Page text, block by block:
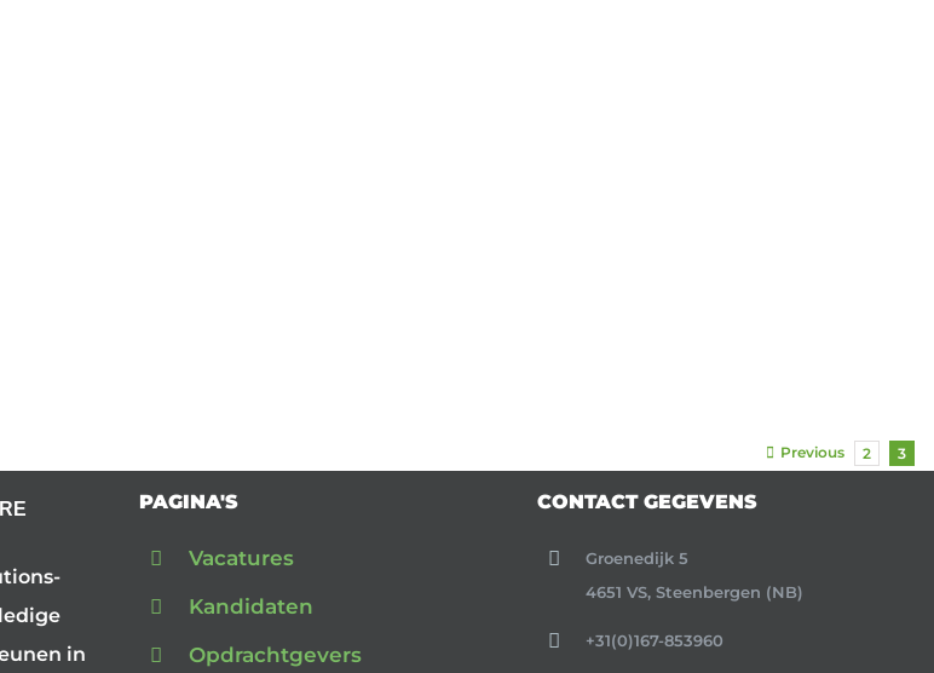
Previous 2 3
in
PAGINA'S
Vacatures
Kandidaten
Opdrachtgevers
CONTACT GEGEVENS
Groenedijk 5
4651 VS, Steenbergen (NB)
+31(0)167-853960